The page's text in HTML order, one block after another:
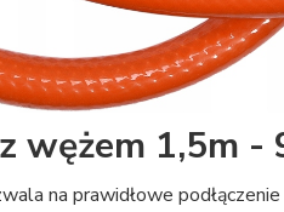
wężem 1,5m -
na prawidłowe